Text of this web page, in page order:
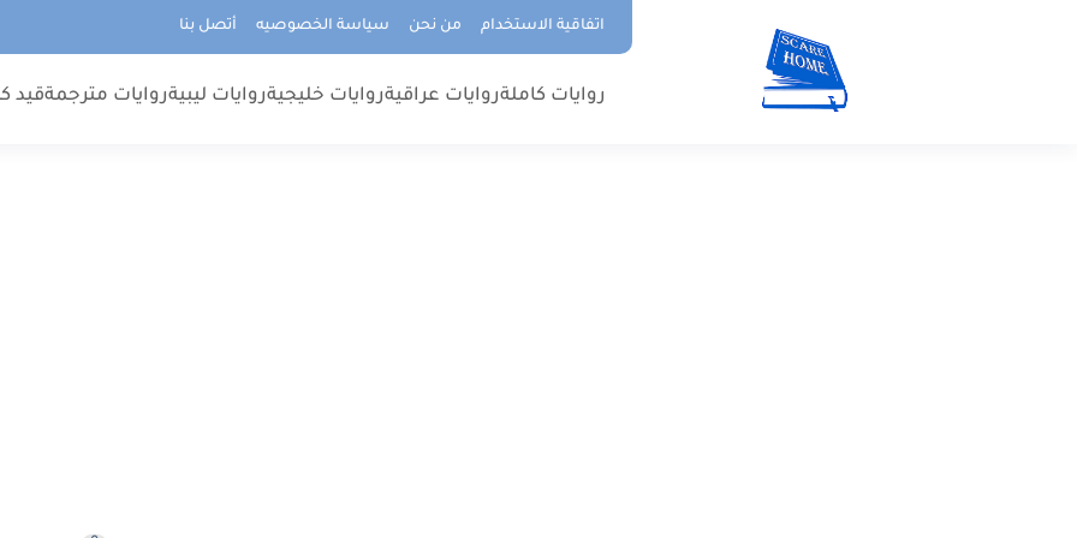
اتفاقية الاستخدام من نحن سياسة الخصوصيه أتصل بنا
روايات كاملةروايات عراقيةروايات خليجيةروايات ليبيةروايات مترجمةقيد